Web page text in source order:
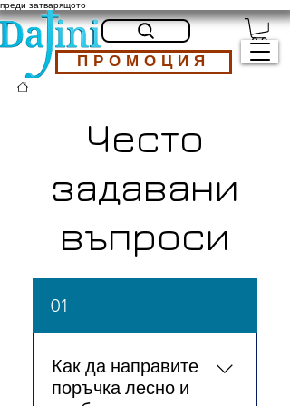
преди затварящото
ПРОМОЦИЯ
Често
задавани
въпроси
01
Как да направите
поръчка лесно и